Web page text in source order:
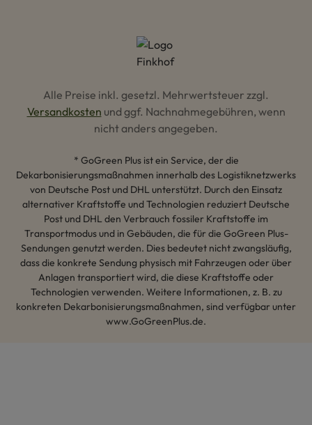
Alle Preise inkl. gesetzl. Mehrwertsteuer zzgl.
Versandkosten und ggf. Nachnahmegebühren, wenn
nicht anders angegeben.
* GoGreen Plus ist ein Service, der die
Dekarbonisierungsmaßnahmen innerhalb des Logistiknetzwerks
von Deutsche Post und DHL unterstützt. Durch den Einsatz
alternativer Kraftstoffe und Technologien reduziert Deutsche
Post und DHL den Verbrauch fossiler Kraftstoffe im
Transportmodus und in Gebäuden, die für die GoGreen Plus-
Sendungen genutzt werden. Dies bedeutet nicht zwangsläufig,
dass die konkrete Sendung physisch mit Fahrzeugen oder über
Anlagen transportiert wird, die diese Kraftstoffe oder
Technologien verwenden. Weitere Informationen, z. B. zu
konkreten Dekarbonisierungsmaßnahmen, sind verfügbar unter
www.GoGreenPlus.de.